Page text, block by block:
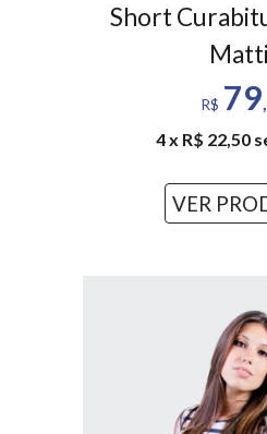
Short
R$ 79
4 x R$ 22,50
VER